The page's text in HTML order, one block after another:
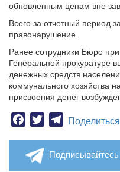
обновленным ценам вне
Всего за отчетный период
правонарушение.
Ранее сотрудники Бюро
Генеральной прокуратуре
денежных средств
коммунального хозяйства
присвоения денег
Facebook
TwitterTelegram
Поделиться